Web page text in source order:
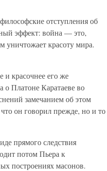
отступления об
эффект: война — это,
уничтожает красоту мира.
и красочнее его же
Платоне Каратаеве во
замечанием об этом
он говорил прежде, но и то
прямого следствия
потом Пьера к
построениях масонов.